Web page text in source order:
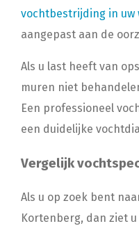
vochtbestrijding in uw
aangepast aan de
Als u last heeft van
muren niet
Een professioneel
een duidelijke
Vergelijk
Als u op zoek bent
Kortenberg, dan ziet